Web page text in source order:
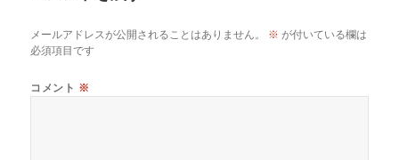
メールアドレスが公開されることはありません。 ※ が付いている欄は
必須項目です
コメント ※